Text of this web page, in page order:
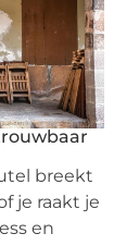
breekt
je raakt je
en